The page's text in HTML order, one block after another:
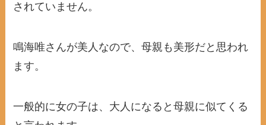
されていません。
鳴海唯さんが美人なので、母親も美形だと思われ
ます。
一般的に女の子は、大人になると母親に似てくる